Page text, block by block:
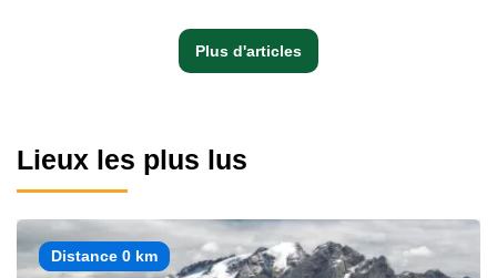
Plus d'articles
Lieux les plus lus
Distance 0 km